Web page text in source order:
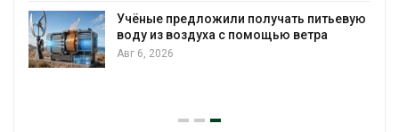
Учёные предложили получать питьевую
воду из воздуха с помощью ветра
Авг 6, 2026